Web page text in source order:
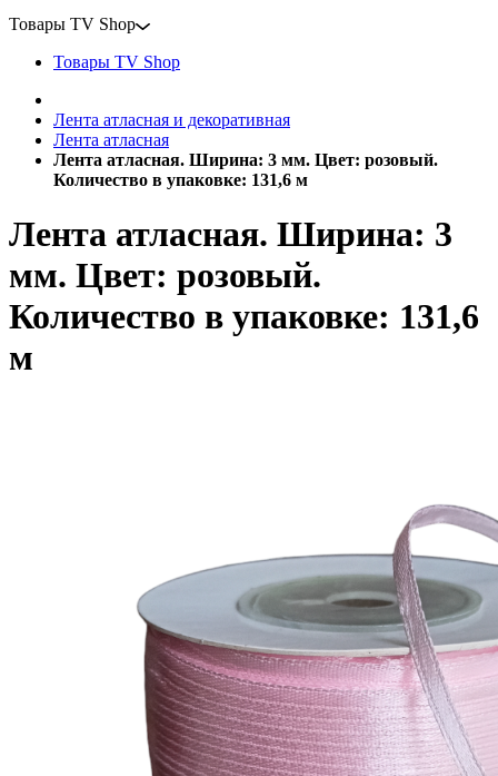
Товары TV Shop
Товары TV Shop
Лента атласная и декоративная
Лента атласная
Лента атласная. Ширина: 3 мм. Цвет: розовый.
Количество в упаковке: 131,6 м
Лента атласная. Ширина: 3
мм. Цвет: розовый.
Количество в упаковке: 131,6
м